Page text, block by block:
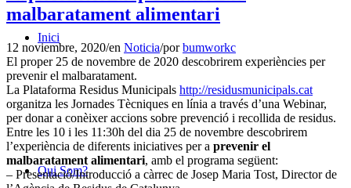
Inici
Qui Som?
malbaratament alimentari
12 noviembre, 2020/en Noticia/porbumworkc
El proper 25 de novembre de 2020 descobrirem experiències per
prevenir el malbaratament.
La Plataforma Residus Municipals http://residusmunicipals.cat
organitza les Jornades Tècniques en línia a través d’una Webinar,
per donar a conèixer accions sobre prevenció i recollida de residus.
Entre les 10 i les 11:30h del dia 25 de novembre descobrirem
l’experiència de diferents iniciatives per a prevenir el
malbaratament alimentari, amb el programa següent:
– Presentació/Introducció a càrrec de Josep Maria Tost, Director de